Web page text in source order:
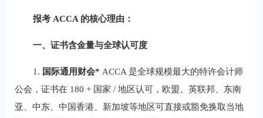
报考 ACCA 的核心理由 ：
一、证书含金量与全球认可度
1. 国际通用财会* ACCA 是全球规模最大的特许会计师
公会，证书在 180 + 国家 / 地区认可，欧盟、英联邦、东南
亚、中东、中国香港、新加坡等地区可直接或豁免换取当地